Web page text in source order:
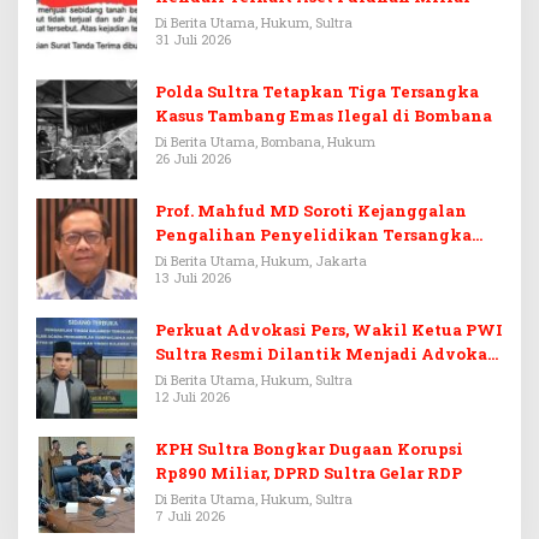
Di Berita Utama, Hukum, Sultra
31 Juli 2026
Polda Sultra Tetapkan Tiga Tersangka
Kasus Tambang Emas Ilegal di Bombana
Di Berita Utama, Bombana, Hukum
26 Juli 2026
Prof. Mahfud MD Soroti Kejanggalan
Pengalihan Penyelidikan Tersangka
Febrie Adriansyah
Di Berita Utama, Hukum, Jakarta
13 Juli 2026
Perkuat Advokasi Pers, Wakil Ketua PWI
Sultra Resmi Dilantik Menjadi Advokat
PERADI
Di Berita Utama, Hukum, Sultra
12 Juli 2026
KPH Sultra Bongkar Dugaan Korupsi
Rp890 Miliar, DPRD Sultra Gelar RDP
Di Berita Utama, Hukum, Sultra
7 Juli 2026